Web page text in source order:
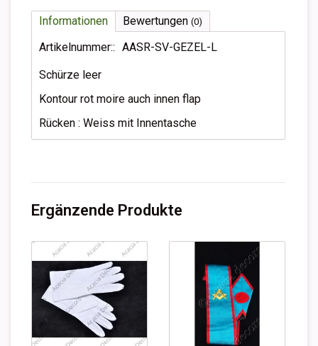
Informationen Bewertungen (0)
Artikelnummer:: AASR-SV-GEZEL-L
Schürze leer
Kontour rot moire auch innen flap
Rücken : Weiss mit Innentasche
Ergänzende Produkte